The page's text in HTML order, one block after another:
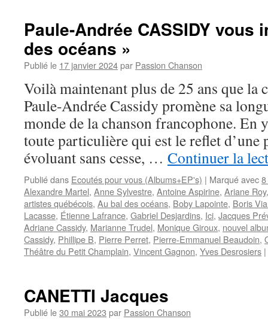
Paule-Andrée CASSIDY vous
des océans »
Publié le 17 janvier 2024par Passion Chanson
Voilà maintenant plus de 25 ans que la
Paule-Andrée Cassidy promène sa
monde de la chanson francophone. En
toute particulière qui est le reflet d’une
évoluant sans cesse, … Continuer la
Publié dans Ecoutés pour vous (Albums+EP's) | Marqué avec
Alexandre Martel, Anne Sylvestre, Antoine Aspirine, Ariane Roy
artistes québécois, Au bal des océans, Boby Lapointe, Boris
Lacasse, Étienne Lafrance, Gabriel Desjardins, Ici, Jacques
Adriane Cassidy, Marianne Trudel, Monique Giroux, nouvel
Cassidy, Phillipe B, Pierre Perret, Pierre-Emmanuel Beaudoin,
Théâtre du Petit Champlain, Vincent Gagnon, Yves Desrosiers |
CANETTI Jacques
Publié le30 mai 2023 par Passion Chanson